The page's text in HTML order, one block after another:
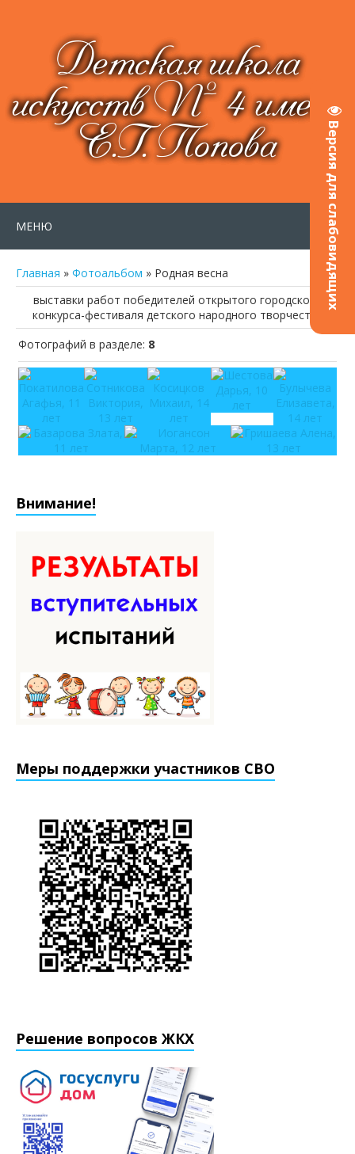
Версия для слабовидящих
Детская школа
искусств № 4 имени
Е.Г. Попова
МЕНЮ
Главная » Фотоальбом » Родная весна
выставки работ победителей открытого городского
конкурса-фестиваля детского народного творчества
Фотографий в разделе: 8
Внимание!
Меры поддержки участников СВО
Решение вопросов ЖКХ